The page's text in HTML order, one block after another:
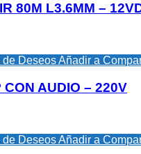
80M L3.6MM –
de DeseosAñadir a
AUDIO – 220V
de DeseosAñadir a